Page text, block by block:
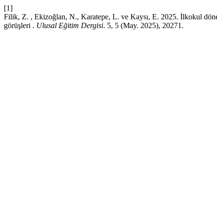
[1]
Filik, Z. , Ekizoğlan, N., Karatepe, L. ve Kaysı, E. 2025. İlkokul
görüşleri . Ulusal Eğitim Dergisi. 5, 5 (May. 2025), 20271.